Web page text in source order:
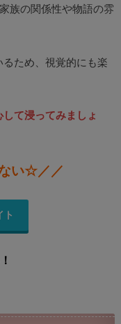
族の関係性や物語の雰
ため、視覚的にも楽
て浸ってみましょ
い☆／／
ト